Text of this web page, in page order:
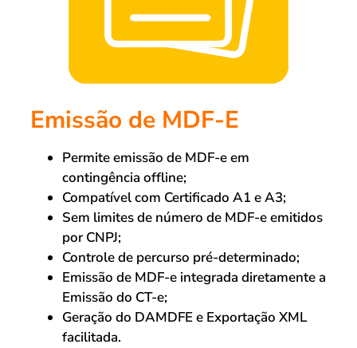
Emissão de MDF-E
Permite emissão de MDF-e em
contingência offline;
Compatível com Certificado A1 e A3;
Sem limites de número de MDF-e emitidos
por CNPJ;
Controle de percurso pré-determinado;
Emissão de MDF-e integrada diretamente a
Emissão do CT-e;
Geração do DAMDFE e Exportação XML
facilitada.